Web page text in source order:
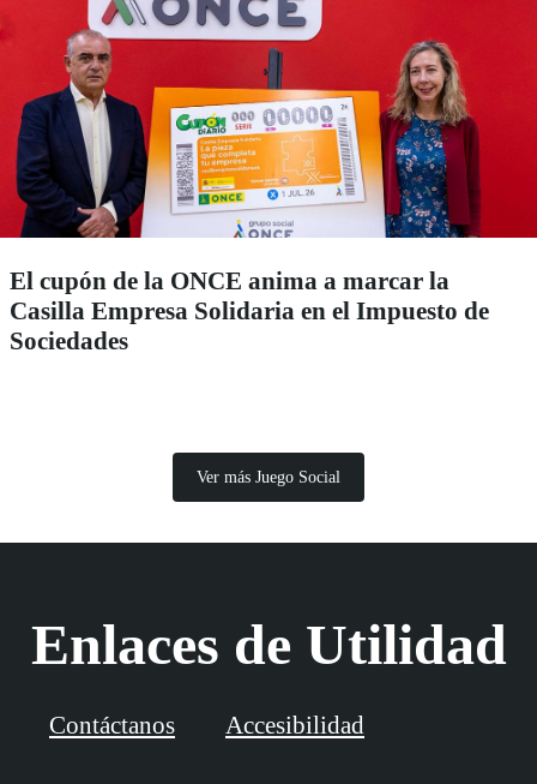
El cupón de la ONCE anima a marcar la
Casilla Empresa Solidaria en el Impuesto de
Sociedades
Ver más Juego Social
Enlaces de Utilidad
Contáctanos Accesibilidad